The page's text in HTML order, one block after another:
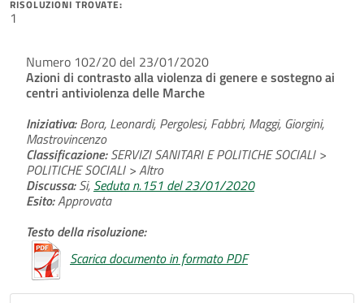
RISOLUZIONI TROVATE:
1
Numero 102/20 del 23/01/2020
Azioni di contrasto alla violenza di genere e sostegno ai
centri antiviolenza delle Marche
Iniziativa:Bora, Leonardi, Pergolesi, Fabbri, Maggi, Giorgini,
Mastrovincenzo
Classificazione:SERVIZI SANITARI E POLITICHE SOCIALI >
POLITICHE SOCIALI > Altro
Discussa:Si, Seduta n.151 del 23/01/2020
Esito:Approvata
Testo della risoluzione:
Scarica documento in formato PDF